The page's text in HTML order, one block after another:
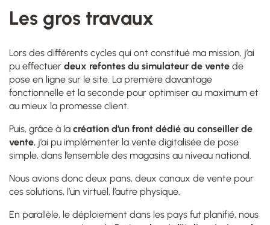
Les gros travaux
Lors des différents cycles qui ont constitué ma mission, j’ai
pu effectuer deux refontes du simulateur de vente de
pose en ligne sur le site. La première davantage
fonctionnelle et la seconde pour optimiser au maximum et
au mieux la promesse client.
Puis, grâce à la création d’un front dédié au conseiller de
vente, j’ai pu implémenter la vente digitalisée de pose
simple, dans l’ensemble des magasins au niveau national.
Nous avions donc deux pans, deux canaux de vente pour
ces solutions, l’un virtuel, l’autre physique.
En parallèle, le déploiement dans les pays fut planifié, nous